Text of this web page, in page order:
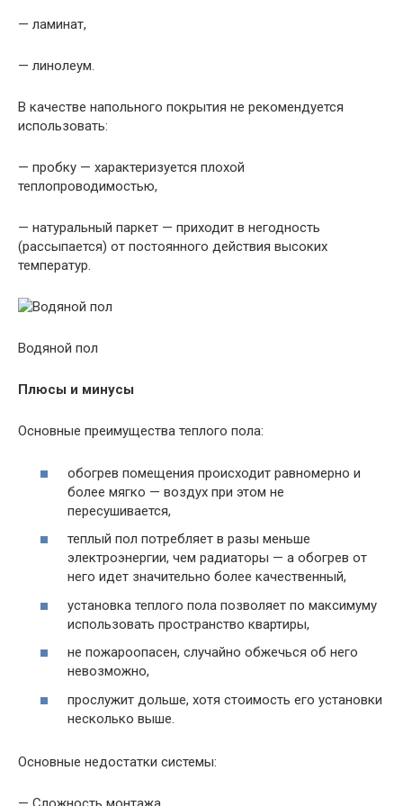
— ламинат,
— линолеум.
В качестве напольного покрытия не рекомендуется
использовать:
— пробку — характеризуется плохой
теплопроводимостью,
— натуральный паркет — приходит в негодность
(рассыпается) от постоянного действия высоких
температур.
Водяной пол
Плюсы и минусы
Основные преимущества теплого пола:
обогрев помещения происходит равномерно и
более мягко — воздух при этом не
пересушивается,
теплый пол потребляет в разы меньше
электроэнергии, чем радиаторы — а обогрев от
него идет значительно более качественный,
установка теплого пола позволяет по максимуму
использовать пространство квартиры,
не пожароопасен, случайно обжечься об него
невозможно,
прослужит дольше, хотя стоимость его установки
несколько выше.
Основные недостатки системы: